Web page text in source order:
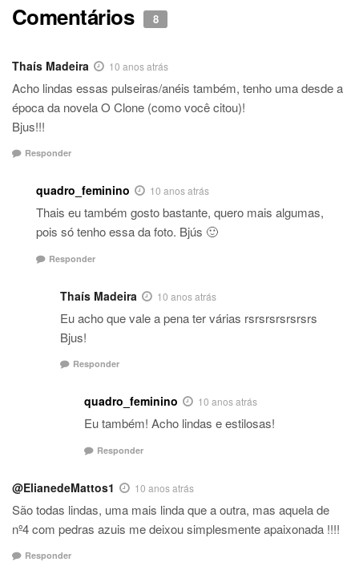
Comentários 8
Thaís Madeira 10 anos atrás
Acho lindas essas pulseiras/anéis também, tenho uma desde a
época da novela O Clone (como você citou)!
Bjus!!!
Responder
quadro_feminino 10 anos atrás
Thais eu também gosto bastante, quero mais algumas,
pois só tenho essa da foto. Bjús 🙂
Responder
Thaís Madeira 10 anos atrás
Eu acho que vale a pena ter várias rsrsrsrsrsrsrs
Bjus!
Responder
quadro_feminino 10 anos atrás
Eu também! Acho lindas e estilosas!
Responder
@ElianedeMattos1 10 anos atrás
São todas lindas, uma mais linda que a outra, mas aquela de
nº4 com pedras azuis me deixou simplesmente apaixonada !!!!
Responder